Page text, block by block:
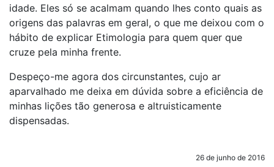
idade. Eles só se acalmam quando lhes conto quais as
origens das palavras em geral, o que me deixou com o
hábito de explicar Etimologia para quem quer que
cruze pela minha frente.
Despeço-me agora dos circunstantes, cujo ar
aparvalhado me deixa em dúvida sobre a eficiência de
minhas lições tão generosa e altruisticamente
dispensadas.
26 de junho de 2016